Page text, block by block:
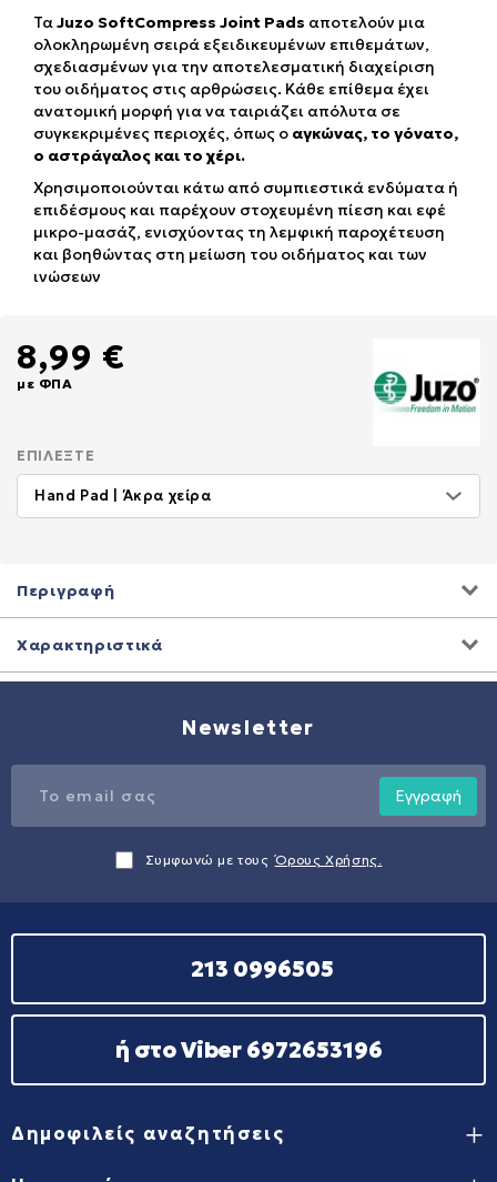
ΤαJuzo SoftCompress Joint Pads αποτελούν μια
ολοκληρωμένη σειρά εξειδικευμένων επιθεμάτων,
σχεδιασμένων για την αποτελεσματική διαχείριση
του οιδήματος στις αρθρώσεις. Κάθε επίθεμα έχει
ανατομική μορφή για να ταιριάζει απόλυτα σε
συγκεκριμένες περιοχές, όπως ο αγκώνας, το γόνατο,
ο αστράγαλος και το χέρι.
Χρησιμοποιούνται κάτω από συμπιεστικά ενδύματα ή
επιδέσμους και παρέχουν στοχευμένη πίεση και εφέ
μικρο-μασάζ, ενισχύοντας τη λεμφική παροχέτευση
και βοηθώντας στη μείωση του οιδήματος και των
ινώσεων
8,99 €
με ΦΠΑ
ΕΠΙΛΈΞΤΕ
Περιγραφή
Χαρακτηριστικά
Newsletter
Εγγραφή
Συμφωνώ με τους Όρους Χρήσης.
213 0996505
ή στο Viber 6972653196
Δημοφιλείς αναζητήσεις